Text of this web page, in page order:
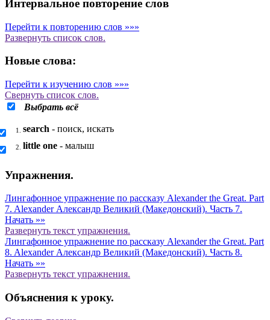
Интервальное повторение слов
Перейти к повторению слов »»»
Развернуть список слов.
Новые слова:
Перейти к изучению слов »»»
Свернуть список слов.
Выбрать всё
1. search - поиск, искать
2. little one - малыш
Упражнения.
Лингафонное упражнение по рассказу Alexander the Great. Part
7. Alexander Александр Великий (Македонский). Часть 7.
Начать »»
Развернуть текст упражнения.
Лингафонное упражнение по рассказу Alexander the Great. Part
8. Alexander Александр Великий (Македонский). Часть 8.
Начать »»
Развернуть текст упражнения.
Объяснения к уроку.